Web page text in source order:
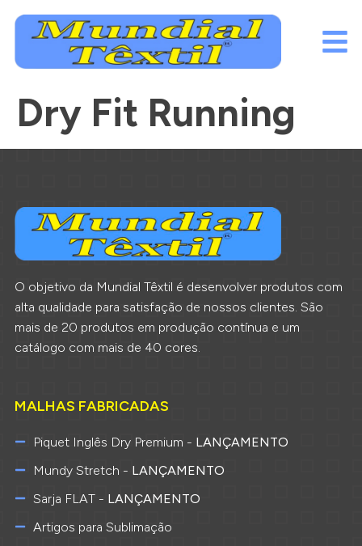
Dry Fit Running
O objetivo da Mundial Têxtil é desenvolver produtos com
alta qualidade para satisfação de nossos clientes. São
mais de 20 produtos em produção contínua e um
catálogo com mais de 40 cores.
MALHAS FABRICADAS
Piquet Inglês Dry Premium - LANÇAMENTO
Mundy Stretch - LANÇAMENTO
Sarja FLAT - LANÇAMENTO
Artigos para Sublimação